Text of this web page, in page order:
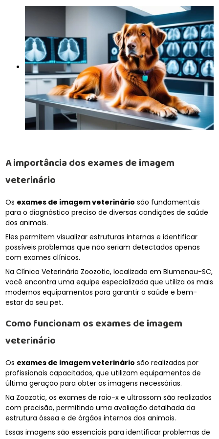
A importância dosexames de imagem
veterinário
Os exames de imagem veterinário são fundamentais
para o diagnóstico preciso de diversas condições de saúde
dos animais.
Eles permitem visualizar estruturas internas e identificar
possíveis problemas que não seriam detectados apenas
com exames clínicos.
Na Clínica Veterinária Zoozotic, localizada em Blumenau-SC,
você encontra uma equipe especializada que utiliza os mais
modernos equipamentos para garantir a saúde e bem-
estar do seu pet.
Como funcionam osexames de imagem
veterinário
Os exames de imagem veterinário são realizados por
profissionais capacitados, que utilizam equipamentos de
última geração para obter as imagens necessárias.
Na Zoozotic, os exames de raio-x e ultrassom são realizados
com precisão, permitindo uma avaliação detalhada da
estrutura óssea e de órgãos internos dos animais.
Essas imagens são essenciais para identificar problemas de